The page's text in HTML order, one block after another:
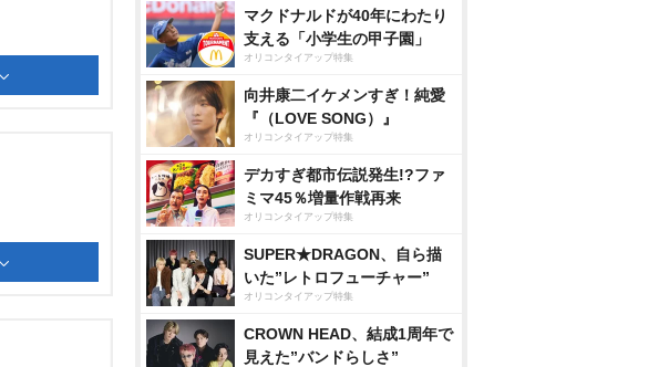
マクドナルドが40年にわたり
支える「小学生の甲子園」
オリコンタイアップ特集
向井康二イケメンすぎ！純愛
『（LOVE SONG）』
オリコンタイアップ特集
デカすぎ都市伝説発生!?ファ
ミマ45％増量作戦再来
オリコンタイアップ特集
SUPER★DRAGON、自ら描
いた”レトロフューチャー”
オリコンタイアップ特集
CROWN HEAD、結成1周年で
見えた”バンドらしさ”